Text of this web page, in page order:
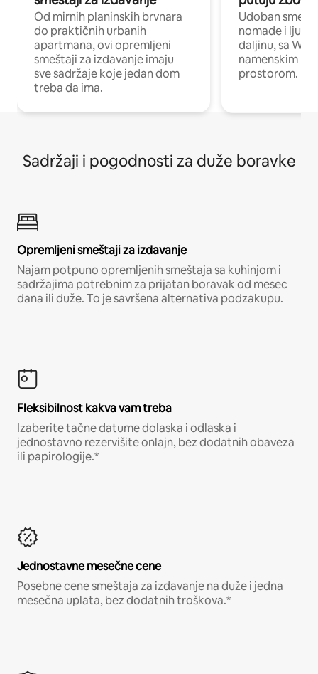
Od mirnih planinskih brvnara
do praktičnih urbanih
apartmana, ovi opremljeni
smeštaji za izdavanje imaju
sve sadržaje koje jedan dom
treba da ima.
Udoban
nomade i ljude
daljinu, sa Wi-
namenskim
prostorom.
Sadržaji i pogodnosti za duže boravke
Opremljeni smeštaji za izdavanje
Najam potpuno opremljenih smeštaja sa kuhinjom i
sadržajima potrebnim za prijatan boravak od mesec
dana ili duže. To je savršena alternativa podzakupu.
Fleksibilnost kakva vam treba
Izaberite tačne datume dolaska i odlaska i
jednostavno rezervišite onlajn, bez dodatnih obaveza
ili papirologije.*
Jednostavne mesečne cene
Posebne cene smeštaja za izdavanje na duže i jedna
mesečna uplata, bez dodatnih troškova.*